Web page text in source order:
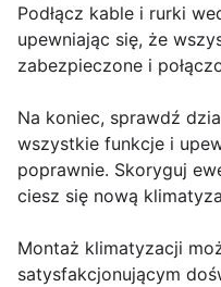
Podłącz kable i rurki
upewniając się, że
zabezpieczone i
Na koniec, sprawdź
wszystkie funkcje i
poprawnie. Skoryguj
ciesz się nową
Montaż klimatyzacji
satysfakcjonującym